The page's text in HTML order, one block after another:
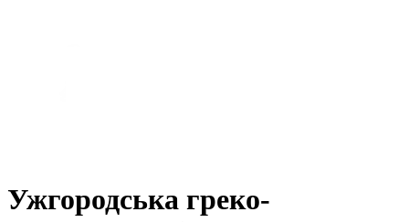
Ужгородська греко-